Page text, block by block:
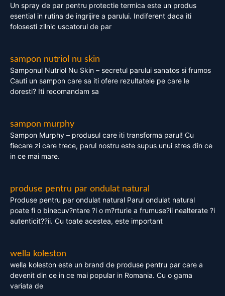
Un spray de par pentru protectie termica este un produs
esential in rutina de ingrijire a parului. Indiferent daca iti
folosesti zilnic uscatorul de par
sampon nutriol nu skin
Samponul Nutriol Nu Skin – secretul parului sanatos si frumos
Cauti un sampon care sa iti ofere rezultatele pe care le
doresti? Iti recomandam sa
sampon murphy
Sampon Murphy – produsul care iti transforma parul! Cu
fiecare zi care trece, parul nostru este supus unui stres din ce
in ce mai mare.
produse pentru par ondulat natural
Produse pentru par ondulat natural Parul ondulat natural
poate fi o binecuv?ntare ?i o m?rturie a frumuse?ii nealterate ?i
autenticit??ii. Cu toate acestea, este important
wella koleston
wella koleston este un brand de produse pentru par care a
devenit din ce in ce mai popular in Romania. Cu o gama
variata de